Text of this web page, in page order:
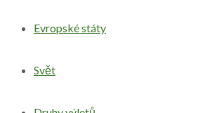
Evropské státy
Svět